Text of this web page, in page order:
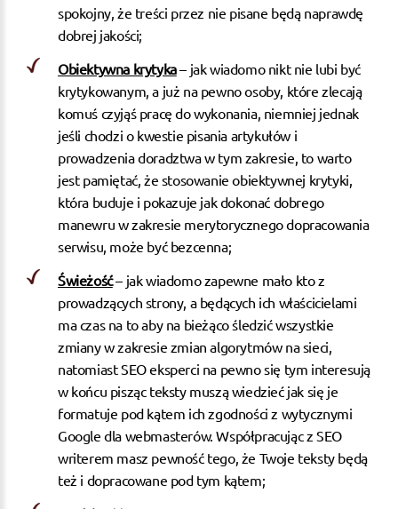
spokojny, że treści przez nie pisane będą naprawdę
dobrej jakości;
Obiektywna krytyka– jak wiadomo nikt nie lubi być
krytykowanym, a już na pewno osoby, które zlecają
komuś czyjąś pracę do wykonania, niemniej jednak
jeśli chodzi o kwestie pisania artykułów i
prowadzenia doradztwa w tym zakresie, to warto
jest pamiętać, że stosowanie obiektywnej krytyki,
która buduje i pokazuje jak dokonać dobrego
manewru w zakresie merytorycznego dopracowania
serwisu, może być bezcenna;
Świeżość– jak wiadomo zapewne mało kto z
prowadzących strony, a będących ich właścicielami
ma czas na to aby na bieżąco śledzić wszystkie
zmiany w zakresie zmian algorytmów na sieci,
natomiast SEO eksperci na pewno się tym interesują
w końcu pisząc teksty muszą wiedzieć jak się je
formatuje pod kątem ich zgodności z wytycznymi
Google dla webmasterów. Współpracując z SEO
writerem masz pewność tego, że Twoje teksty będą
też i dopracowane pod tym kątem;